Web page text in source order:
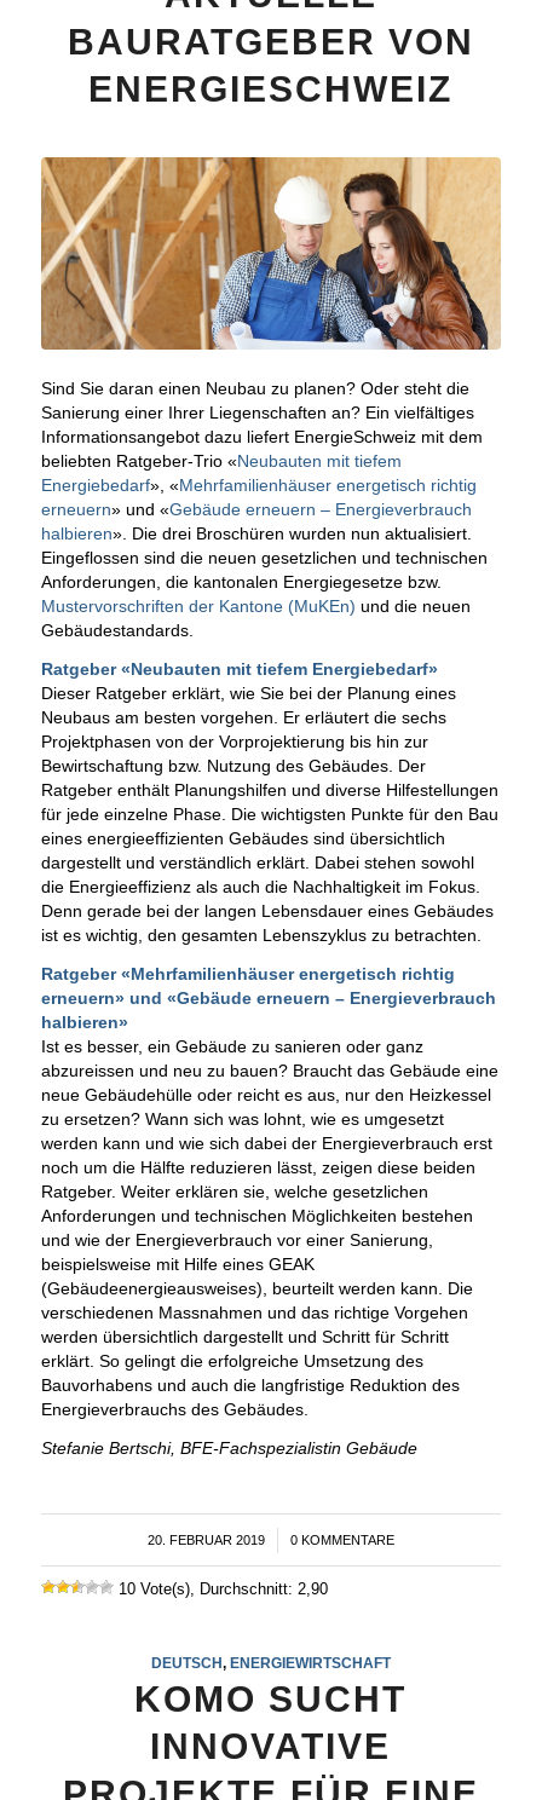
BAURATGEBER VON
ENERGIESCHWEIZ
Sind Sie daran einen Neubau zu planen? Oder steht die
Sanierung einer Ihrer Liegenschaften an? Ein vielfältiges
Informationsangebot dazu liefert EnergieSchweiz mit dem
beliebten Ratgeber-Trio «Neubauten mit tiefem
Energiebedarf», «Mehrfamilienhäuser energetisch richtig
erneuern» und «Gebäude erneuern – Energieverbrauch
halbieren». Die drei Broschüren wurden nun aktualisiert.
Eingeflossen sind die neuen gesetzlichen und technischen
Anforderungen, die kantonalen Energiegesetze bzw.
Mustervorschriften der Kantone (MuKEn) und die neuen
Gebäudestandards.
Ratgeber «Neubauten mit tiefem Energiebedarf»
Dieser Ratgeber erklärt, wie Sie bei der Planung eines
Neubaus am besten vorgehen. Er erläutert die sechs
Projektphasen von der Vorprojektierung bis hin zur
Bewirtschaftung bzw. Nutzung des Gebäudes. Der
Ratgeber enthält Planungshilfen und diverse Hilfestellungen
für jede einzelne Phase. Die wichtigsten Punkte für den Bau
eines energieeffizienten Gebäudes sind übersichtlich
dargestellt und verständlich erklärt. Dabei stehen sowohl
die Energieeffizienz als auch die Nachhaltigkeit im Fokus.
Denn gerade bei der langen Lebensdauer eines Gebäudes
ist es wichtig, den gesamten Lebenszyklus zu betrachten.
Ratgeber «Mehrfamilienhäuser energetisch richtig
erneuern» und «Gebäude erneuern – Energieverbrauch
halbieren»
Ist es besser, ein Gebäude zu sanieren oder ganz
abzureissen und neu zu bauen? Braucht das Gebäude eine
neue Gebäudehülle oder reicht es aus, nur den Heizkessel
zu ersetzen? Wann sich was lohnt, wie es umgesetzt
werden kann und wie sich dabei der Energieverbrauch erst
noch um die Hälfte reduzieren lässt, zeigen diese beiden
Ratgeber. Weiter erklären sie, welche gesetzlichen
Anforderungen und technischen Möglichkeiten bestehen
und wie der Energieverbrauch vor einer Sanierung,
beispielsweise mit Hilfe eines GEAK
(Gebäudeenergieausweises), beurteilt werden kann. Die
verschiedenen Massnahmen und das richtige Vorgehen
werden übersichtlich dargestellt und Schritt für Schritt
erklärt. So gelingt die erfolgreiche Umsetzung des
Bauvorhabens und auch die langfristige Reduktion des
Energieverbrauchs des Gebäudes.
Stefanie Bertschi, BFE-Fachspezialistin Gebäude
20. FEBRUAR 2019
/ 0 KOMMENTARE
10 Vote(s), Durchschnitt: 2,90
DEUTSCH, ENERGIEWIRTSCHAFT
KOMO SUCHT
INNOVATIVE